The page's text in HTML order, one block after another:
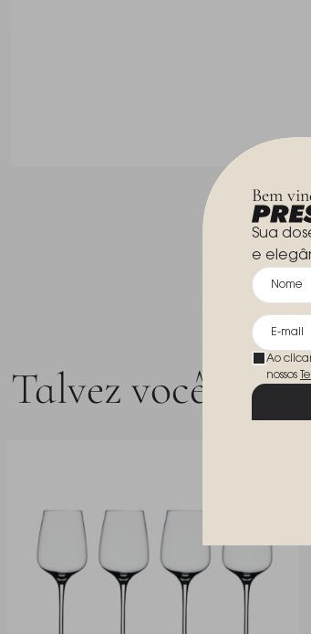
Bem
Sua
e
Ao
nossos
Talvez você goste